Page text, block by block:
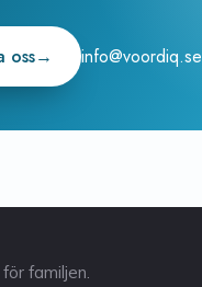
oss→ info@voordiq.se
familjen.